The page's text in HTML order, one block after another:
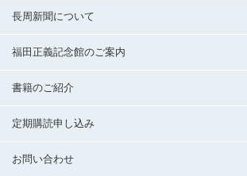
長周新聞について
福田正義記念館のご案内
書籍のご紹介
定期購読申し込み
お問い合わせ